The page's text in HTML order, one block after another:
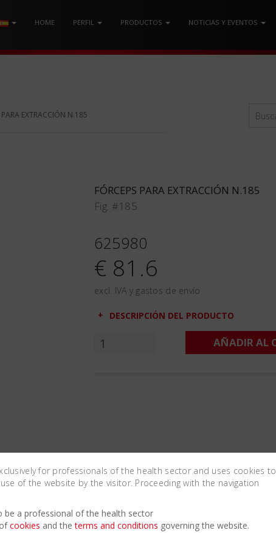
HOME PERFIL PRODUCTOS NOTICIAS Y EVENTOS
PARA EXTRACCIÓN N.185
FÓRCEPS PARA EXTRACCIÓN N.185
Fig. #185
625980
€ 81.6
excl. IVA y gastos de envío
DESCRIPCIÓN DEL PRODUCTO
AÑADIR AL
for professionals of the health sector and uses cookies to
of the website by the visitor. Proceeding with the navigation
be a professional of the health sector
cookies and theterms and conditions governing the website.